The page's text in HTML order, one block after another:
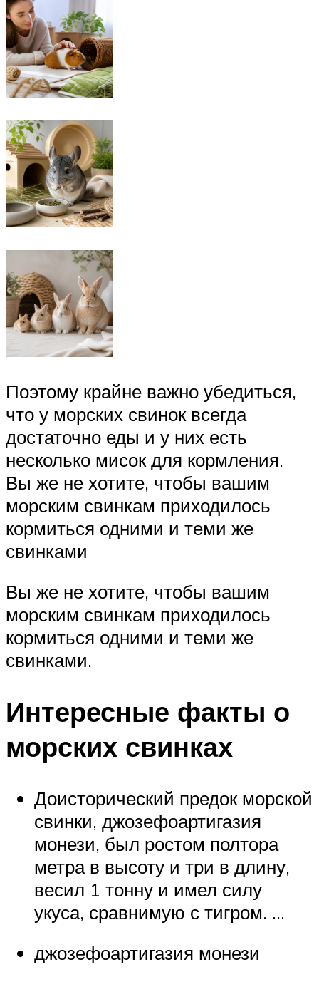
Поэтому крайне важно убедиться,
что у морских свинок всегда
достаточно еды и у них есть
несколько мисок для кормления.
Вы же не хотите, чтобы вашим
морским свинкам приходилось
кормиться одними и теми же
свинками
Вы же не хотите, чтобы вашим
морским свинкам приходилось
кормиться одними и теми же
свинками.
Интересные факты о
морских свинках
Доисторический предок морской
свинки, джозефоартигазия
монези, был ростом полтора
метра в высоту и три в длину,
весил 1 тонну и имел силу
укуса, сравнимую с тигром. …
джозефоартигазия монези